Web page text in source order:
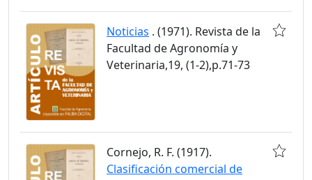
Noticias . (1971). Revista de la
Facultad de Agronomía y
Veterinaria,19, (1-2),p.71-73
Cornejo, R. F. (1917).
Clasificación comercial de